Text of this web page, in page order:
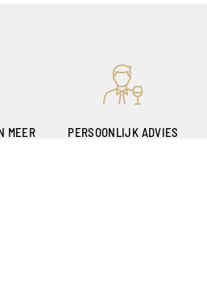
MEER
PERSOONLIJK ADVIES